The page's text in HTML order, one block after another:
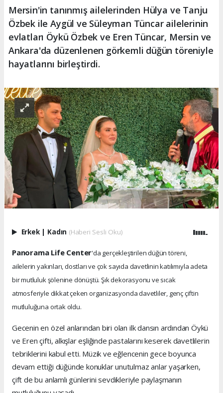
Mersin'in tanınmış ailelerinden Hülya ve Tanju
Özbek ile Aygül ve Süleyman Tüncar ailelerinin
evlatları Öykü Özbek ve Eren Tüncar, Mersin ve
Ankara'da düzenlenen görkemli düğün töreniyle
hayatlarını birleştirdi.
Erkek | Kadın (Haberi Sesli Oku)
Panorama Life Center'da gerçekleştirilen düğün töreni,
ailelerin yakınları, dostları ve çok sayıda davetlinin katılımıyla adeta
bir mutluluk şölenine dönüştü. Şık dekorasyonu ve sıcak
atmosferiyle dikkat çeken organizasyonda davetliler, genç çiftin
mutluluğuna ortak oldu.
Gecenin en özel anlarından biri olan ilk dansın ardından Öykü
ve Eren çifti, alkışlar eşliğinde pastalarını keserek davetlilerin
tebriklerini kabul etti. Müzik ve eğlencenin gece boyunca
devam ettiği düğünde konuklar unutulmaz anlar yaşarken,
çift de bu anlamlı günlerini sevdikleriyle paylaşmanın